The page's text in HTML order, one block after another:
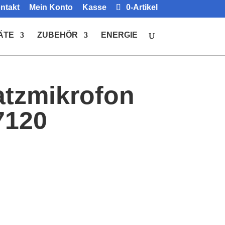
Mein Konto Kasse 0-Artikel
ZUBEHÖR ENERGIE